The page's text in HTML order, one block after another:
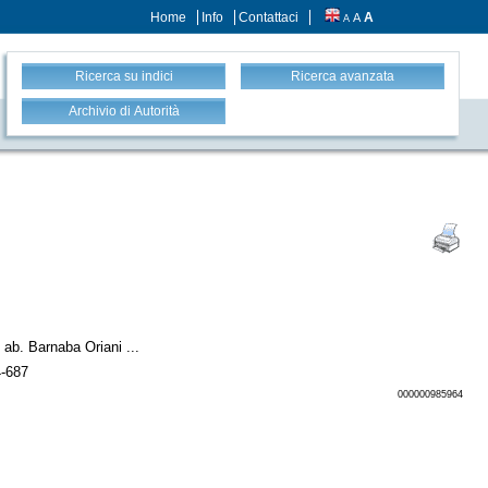
Home Info Contattaci A A A
Ricerca su indici Ricerca avanzata
Archivio di Autorità